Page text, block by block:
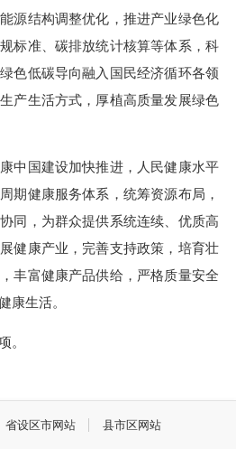
源结构调整优化，推进产业绿色化
标准、碳排放统计核算等体系，科
色低碳导向融入国民经济循环各领
产生活方式，厚植高质量发展绿色
国建设加快推进，人民健康水平
期健康服务体系，统筹资源布局，
同，为群众提供系统连续、优质高
健康产业，完善支持政策，培育壮
丰富健康产品供给，严格质量安全
康生活。
。
省设区市网站 县市区网站